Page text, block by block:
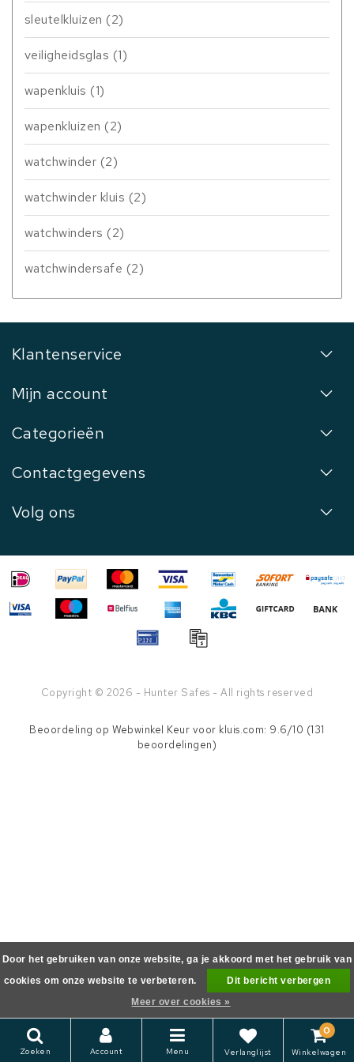
sleutelkluizen (2)
veiligheidsglas (1)
wapenkluis (1)
wapenkluizen (2)
watchwinder (2)
watchwinder kluis (2)
watchwinders (2)
watchwindersafe (2)
Klantenservice
Mijn account
Categorieën
Contactgegevens
Volg ons
Copyright © 2026 - Hunter Safes - All rights reserved
Zoeken Account Menu Verlanglijst
0
Winkelwagen
Beoordeling op Webwinkel Keur voor kluis.com: 9.6/10 (131
beoordelingen)
Door het gebruiken van onze website, ga je akkoord met het gebruik van
cookies om onze website te verbeteren.
Dit bericht verbergen
Meer over cookies »